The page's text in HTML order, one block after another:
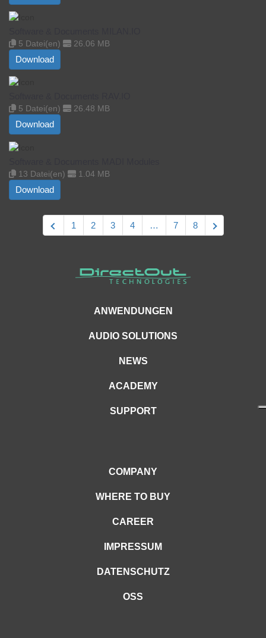
5 Datei(en) 26.06 MB
Download
5 Datei(en) 26.48 MB
Download
13 Datei(en) 1.04 MB
Download
1 2 3 4 … 7 8
ANWENDUNGEN
AUDIO SOLUTIONS
NEWS
ACADEMY
SUPPORT
COMPANY
WHERE TO BUY
CAREER
IMPRESSUM
DATENSCHUTZ
OSS